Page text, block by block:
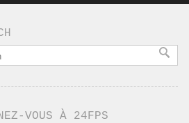
VOUS À 24FPS